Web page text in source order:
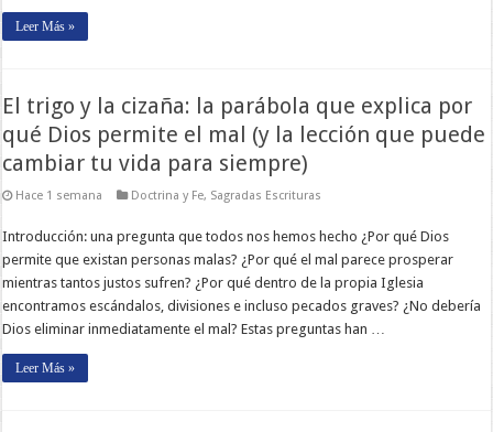
Leer Más »
El trigo y la cizaña: la parábola que explica por
qué Dios permite el mal (y la lección que puede
cambiar tu vida para siempre)
Hace 1 semana Doctrina y Fe, Sagradas Escrituras
Introducción: una pregunta que todos nos hemos hecho ¿Por qué Dios
permite que existan personas malas? ¿Por qué el mal parece prosperar
mientras tantos justos sufren? ¿Por qué dentro de la propia Iglesia
encontramos escándalos, divisiones e incluso pecados graves? ¿No debería
Dios eliminar inmediatamente el mal? Estas preguntas han …
Leer Más »